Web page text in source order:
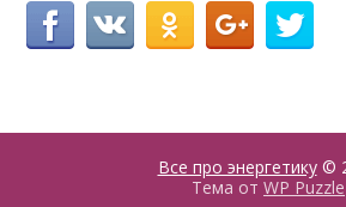
Все про энергетику©
Тема от WP Puzzle